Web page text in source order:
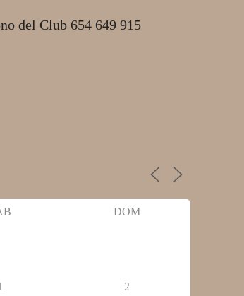
del Club 654 649 915
DOM
2